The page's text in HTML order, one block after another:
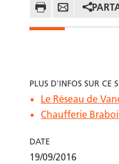
PLUS D'INFOS SUR CE
Le Réseau de
Chaufferie
DATE
19/09/2016